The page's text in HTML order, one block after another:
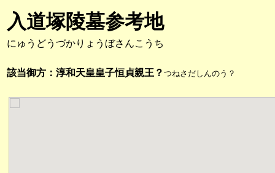
入道塚陵墓参考地
にゅうどうづかりょうぼさんこうち
該当御方：淳和天皇皇子恒貞親王？ つねさだしんのう？